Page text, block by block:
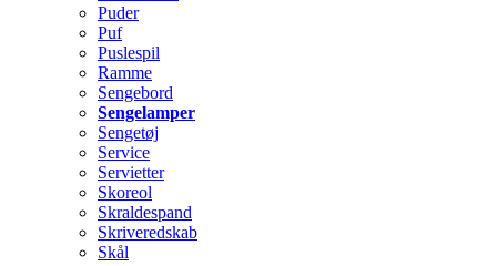
Puder
Puf
Puslespil
Ramme
Sengebord
Sengelamper
Sengetøj
Service
Servietter
Skoreol
Skraldespand
Skriveredskab
Skål